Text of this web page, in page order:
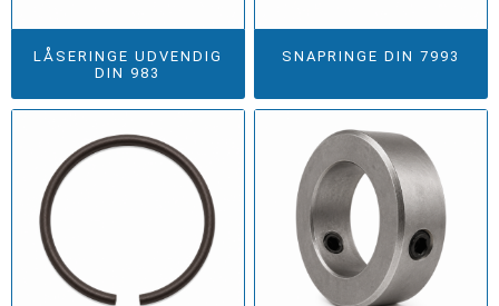
LÅSERINGE UDVENDIG
DIN 983
SNAPRINGE DIN 7993